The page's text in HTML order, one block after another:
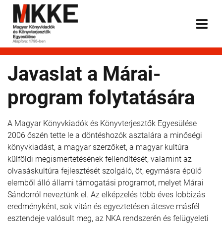
Javaslat a Márai-
program folytatására
A Magyar Könyvkiadók és Könyvterjesztők Egyesülése
2006 őszén tette le a döntéshozók asztalára a minőségi
könyvkiadást, a magyar szerzőket, a magyar kultúra
külföldi megismertetésének fellendítését, valamint az
olvasáskultúra fejlesztését szolgáló, öt, egymásra épülő
elemből álló állami támogatási programot, melyet Márai
Sándorról neveztünk el. Az elképzelés több éves lobbizás
eredményként, sok vitán és egyeztetésen átesve másfél
esztendeje valósult meg, az NKA rendszerén és felügyeleti